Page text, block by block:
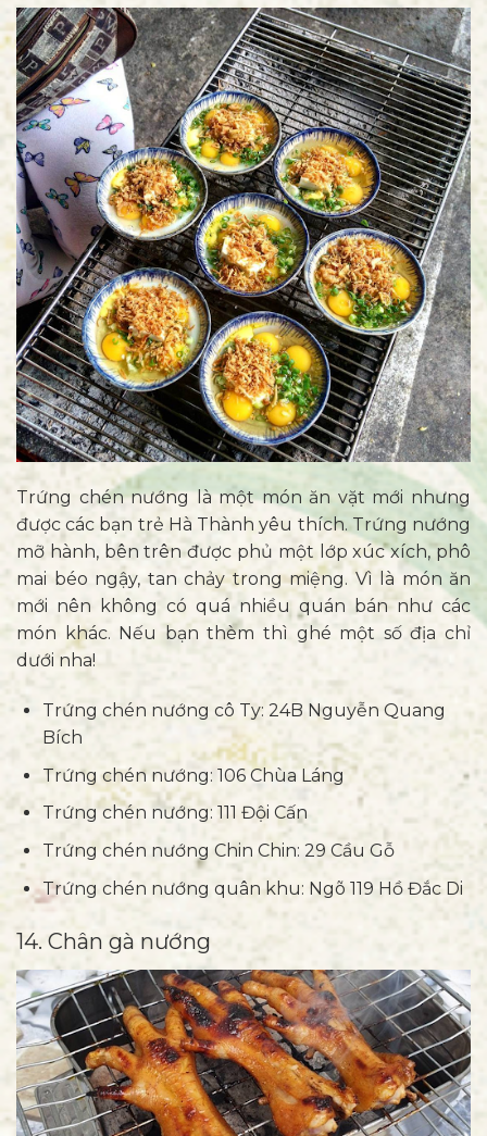
Trứng chén nướng là một món ăn vặt mới nhưng
được các bạn trẻ Hà Thành yêu thích. Trứng nướng
mỡ hành, bên trên được phủ một lớp xúc xích, phô
mai béo ngậy, tan chảy trong miệng. Vì là món ăn
mới nên không có quá nhiều quán bán như các
món khác. Nếu bạn thèm thì ghé một số địa chỉ
dưới nha!
Trứng chén nướng cô Ty: 24B Nguyễn Quang
Bích
Trứng chén nướng: 106 Chùa Láng
Trứng chén nướng: 111 Đội Cấn
Trứng chén nướng Chin Chin: 29 Cầu Gỗ
Trứng chén nướng quân khu: Ngõ 119 Hồ Đắc Di
14. Chân gà nướng